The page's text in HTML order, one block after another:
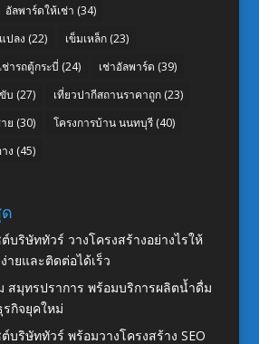
อัลพาร์ดให้เช่า (34)
ปลง (22) เข็มเหล็ก(23)
เช่ารถตู้กระบี่ (24) เช่าอัลพาร์ด (39)
บ (27) เที่ยวปากีสถานราคาถูก(23)
ย (30) โครงการบ้าน นนทบุรี(40)
ง (45)
บริษัททัวร์ วางโครงสร้างอย่างไรให้
ยและติดต่อได้เร็ว
สมุทรปราการ พร้อมบริการผลิตน้ำดื่ม
กิจยุคใหม่
บริษัททัวร์ พร้อมวางโครงสร้าง SEO